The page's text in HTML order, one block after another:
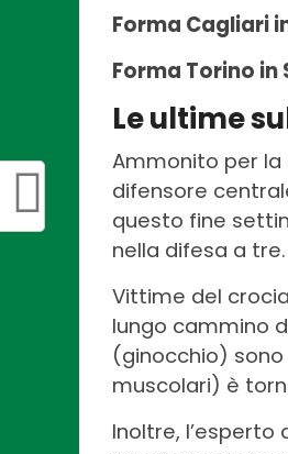
Forma Cagliari
Forma Torino in
Le ultime
Ammonito per la
difensore
questo fine
nella difesa a tre.
Vittime del
lungo cammino
(ginocchio) sono
muscolari) è
Inoltre,